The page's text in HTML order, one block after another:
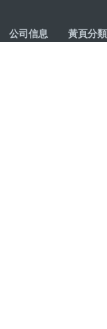
公司信息 黃頁分類